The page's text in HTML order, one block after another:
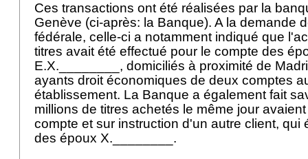
Ces transactions ont été réalisées par la
Genève (ci-après: la Banque). A la demande
fédérale, celle-ci a notamment indiqué que
titres avait été effectué pour le compte des
E.X.________, domiciliés à proximité de
ayants droit économiques de deux comptes
établissement. La Banque a également fait
millions de titres achetés le même jour
compte et sur instruction d'un autre client, qui
des époux X.________.